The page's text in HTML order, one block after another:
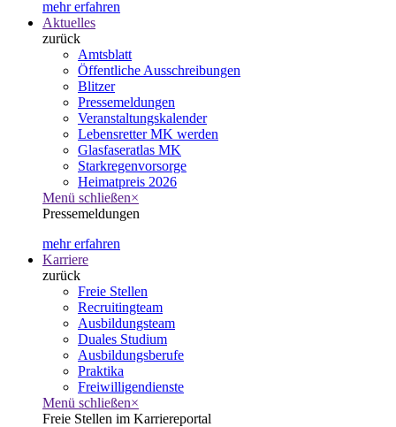
mehr erfahren
Aktuelles
zurück
Amtsblatt
Öffentliche Ausschreibungen
Blitzer
Pressemeldungen
Veranstaltungskalender
Lebensretter MK werden
Glasfaseratlas MK
Starkregenvorsorge
Heimatpreis 2026
Menü schließen×
Pressemeldungen
mehr erfahren
Karriere
zurück
Freie Stellen
Recruitingteam
Ausbildungsteam
Duales Studium
Ausbildungsberufe
Praktika
Freiwilligendienste
Menü schließen×
Freie Stellen im Karriereportal